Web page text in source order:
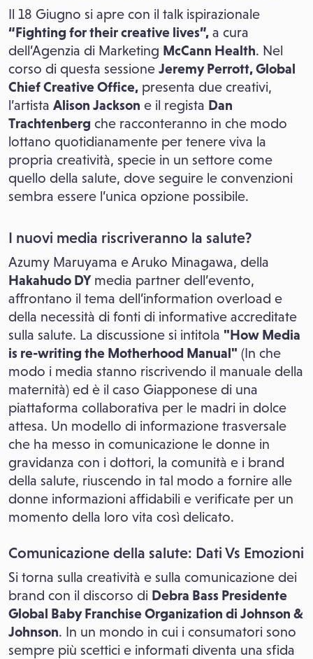
Il 18 Giugno si apre con il talk ispirazionale
“Fighting for their creative lives”, a cura
dell’Agenzia di Marketing McCann Health. Nel
corso di questa sessione Jeremy Perrott, Global
Chief Creative Office, presenta due creativi,
l’artista Alison Jackson e il regista Dan
Trachtenberg che racconteranno in che modo
lottano quotidianamente per tenere viva la
propria creatività, specie in un settore come
quello della salute, dove seguire le convenzioni
sembra essere l’unica opzione possibile.
I nuovi media riscriveranno la salute?
Azumy Maruyama e Aruko Minagawa, della
Hakahudo DYmedia partner dell’evento,
affrontano il tema dell’information overload e
della necessità di fonti di informative accreditate
sulla salute. La discussione si intitola "How Media
is re-writing the Motherhood Manual" (In che
modo i media stanno riscrivendo il manuale della
maternità) ed è il caso Giapponese di una
piattaforma collaborativa per le madri in dolce
attesa. Un modello di informazione trasversale
che ha messo in comunicazione le donne in
gravidanza con i dottori, la comunità e i brand
della salute, riuscendo in tal modo a fornire alle
donne informazioni affidabili e verificate per un
momento della loro vita così delicato.
Comunicazione della salute: Dati Vs Emozioni
Si torna sulla creatività e sulla comunicazione dei
brand con il discorso di Debra Bass Presidente
Global Baby Franchise Organization di Johnson &
Johnson. In un mondo in cui i consumatori sono
sempre più scettici e informati diventa una sfida